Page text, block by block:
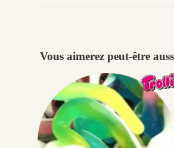
Vous aimerez peut-être